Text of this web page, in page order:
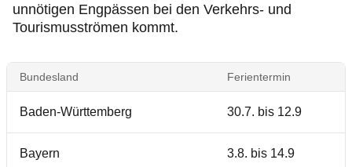
unnötigen Engpässen bei den Verkehrs- und
Tourismusströmen kommt.
Bundesland Ferientermin
Baden-Württemberg 30.7. bis 12.9
Bayern 3.8. bis 14.9